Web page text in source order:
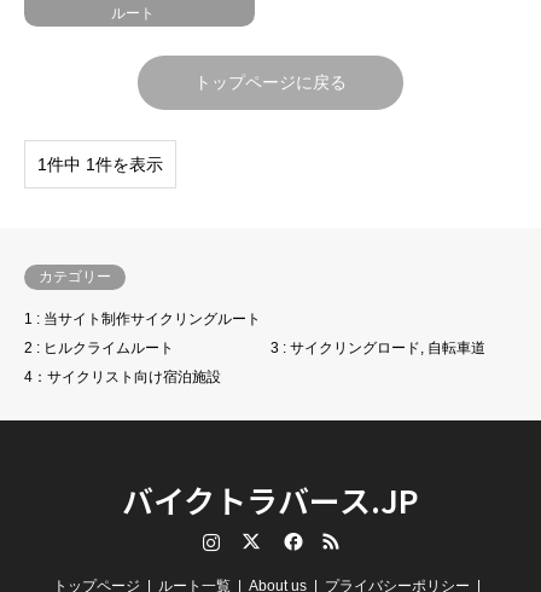
ルート
トップページに戻る
1件中 1件を表示
カテゴリー
1 : 当サイト制作サイクリングルート
2 : ヒルクライムルート
3 : サイクリングロード, 自転車道
4：サイクリスト向け宿泊施設
バイクトラバース.JP
RSS
トップページ ルート一覧 About us プライバシーポリシー